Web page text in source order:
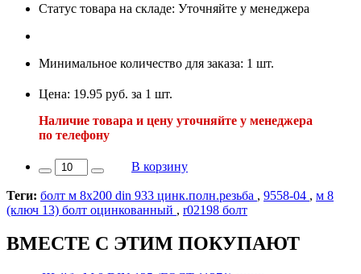
Статус товара на складе: Уточняйте у менеджера
Минимальное количество для заказа: 1 шт.
Цена: 19.95 руб. за 1 шт.
Наличие товара и цену уточняйте у менеджера
по телефону
В корзину
Теги: болт м 8х200 din 933 цинк.полн.резьба , 9558-04 , м 8
(ключ 13) болт оцинкованный , r02198 болт
ВМЕСТЕ С ЭТИМ ПОКУПАЮТ